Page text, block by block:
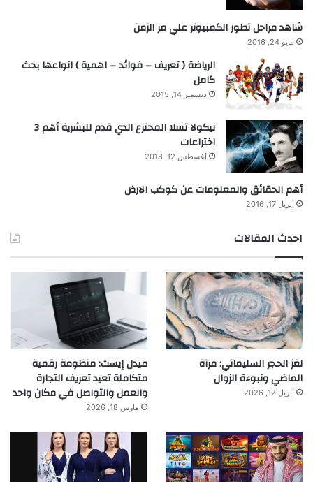
شاهد مراحل تطور الكمبيوتر علي مر الزمن
مايو 24, 2016
الرياضة ( تعريف – فوائد – اهمية ) انواعها بحث
كامل
ديسمبر 14, 2015
نيكولا تسلا المخترع الذي قدم للبشرية أهم 3
اختراعات
أغسطس 12, 2018
أهم الحقائق والمعلومات عن كوكب الارض
أبريل 17, 2016
احدث المقالات
لغز الحجر السليماني: مرآة
الماضي ونبوءة الزوال
أبريل 12, 2026
ميدل إيست: منظومة رقمية
متكاملة تعيد تعريف التجارة
والعمل والتواصل في مكان واحد
مارس 18, 2026